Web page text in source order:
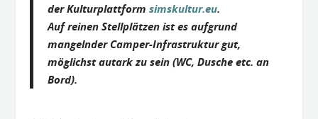
der Kulturplattformsimskultur.eu.
Auf reinen Stellplätzen ist es aufgrund
mangelnder Camper-Infrastruktur gut,
möglichst autark zu sein (WC, Dusche etc. an
Bord).